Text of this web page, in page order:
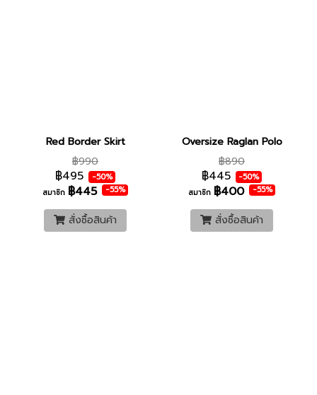
Red Border Skirt
฿990
฿495 -50%
สมาชิก ฿445 -55%
สั่งซื้อสินค้า
Oversize Raglan Polo
฿890
฿445 -50%
สมาชิก ฿400 -55%
สั่งซื้อสินค้า